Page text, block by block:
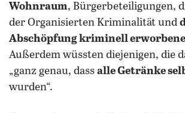
Wohnraum, Bürgerbeteiligungen,
der Organisierten Kriminalität und
Abschöpfung kriminell
Außerdem wüssten diejenigen, die
„ganz genau, dass alle Getränke
wurden“.